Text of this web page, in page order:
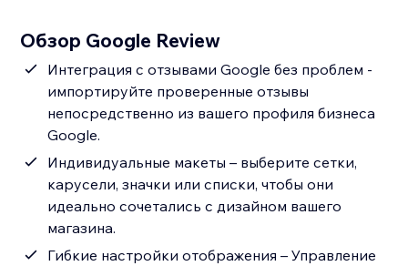
Обзор Google Review
Интеграция с отзывами Google без проблем -
импортируйте проверенные отзывы
непосредственно из вашего профиля бизнеса
Google.
Индивидуальные макеты – выберите сетки,
карусели, значки или списки, чтобы они
идеально сочетались с дизайном вашего
магазина.
Гибкие настройки отображения – Управление